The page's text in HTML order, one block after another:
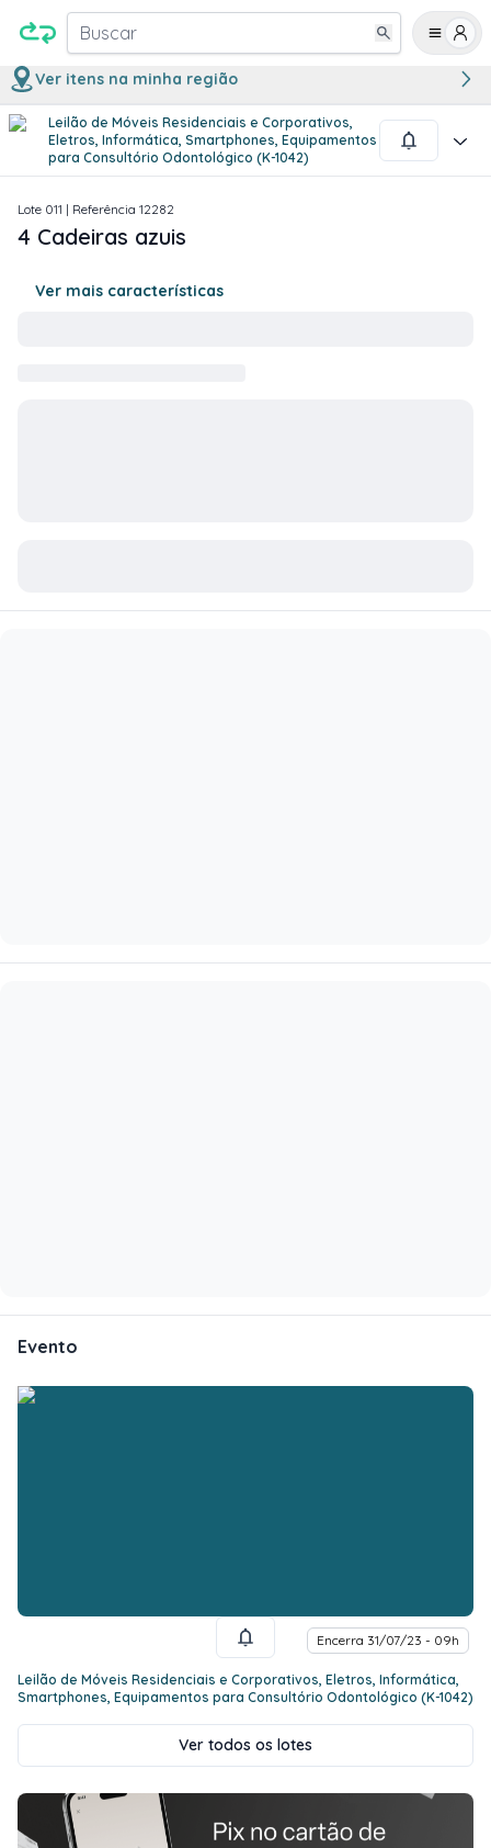
Buscar
Ver itens na minha região
Leilão de Móveis Residenciais e Corporativos,
Eletros, Informática, Smartphones, Equipamentos
para Consultório Odontológico (K-1042)
/2
Lote 011 | Referência 12282
4 Cadeiras azuis
Ver mais características
Evento
Encerra 31/07/23 - 09h
Leilão de Móveis Residenciais e Corporativos, Eletros, Informática,
Smartphones, Equipamentos para Consultório Odontológico (K-1042)
Ver todos os lotes